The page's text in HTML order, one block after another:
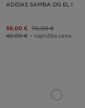
ADIDAS SAMBA OG EL I
36,00 € 70,00 €
42,00 € – najnižšia cena